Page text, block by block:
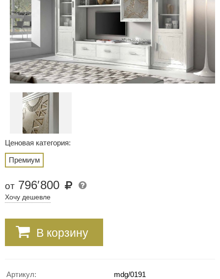
Ценовая категория:
Премиум
от 796′800
Хочу дешевле
В корзину
Артикул: mdg/0191